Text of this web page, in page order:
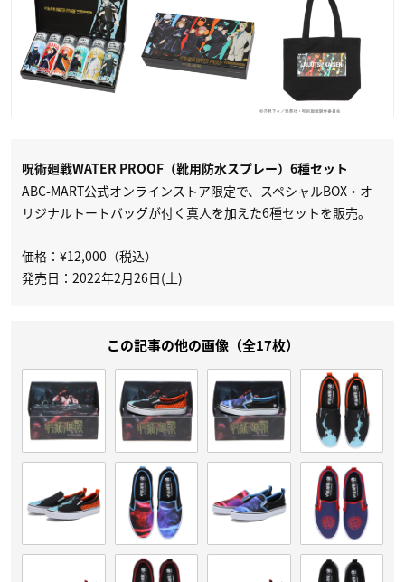
呪術廻戦WATER PROOF（靴用防水スプレー）6種セット
ABC-MART公式オンラインストア限定で、スペシャルBOX・オ
リジナルトートバッグが付く真人を加えた6種セットを販売。
価格：¥12,000（税込）
発売日：2022年2月26日(土)
この記事の他の画像（全17枚）